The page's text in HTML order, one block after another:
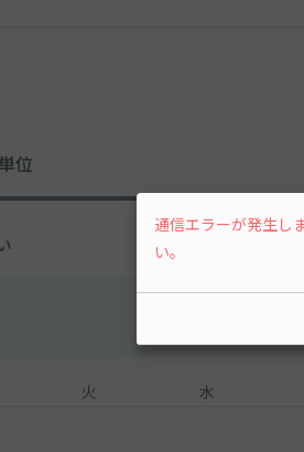
位
火 水
通信エラーが発生し
い。